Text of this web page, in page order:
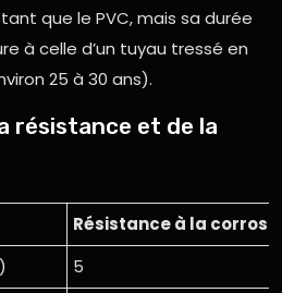
que le PVC, mais sa durée
à celle d’un tuyau tressé en
25 à 30 ans).
résistance et de la
Résistance à la
5